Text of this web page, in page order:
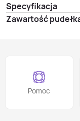
Specyfikacja
Zawartość
Pomoc